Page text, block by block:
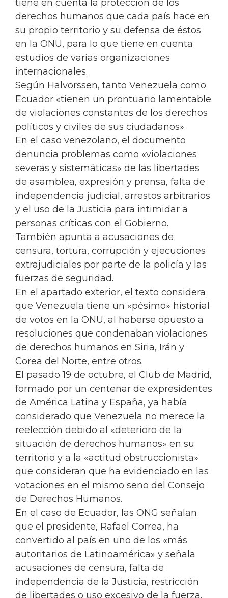
tiene en cuenta la protección de los
derechos humanos que cada país hace en
su propio territorio y su defensa de éstos
en la ONU, para lo que tiene en cuenta
estudios de varias organizaciones
internacionales.
Según Halvorssen, tanto Venezuela como
Ecuador «tienen un prontuario lamentable
de violaciones constantes de los derechos
políticos y civiles de sus ciudadanos».
En el caso venezolano, el documento
denuncia problemas como «violaciones
severas y sistemáticas» de las libertades
de asamblea, expresión y prensa, falta de
independencia judicial, arrestos arbitrarios
y el uso de la Justicia para intimidar a
personas críticas con el Gobierno.
También apunta a acusaciones de
censura, tortura, corrupción y ejecuciones
extrajudiciales por parte de la policía y las
fuerzas de seguridad.
En el apartado exterior, el texto considera
que Venezuela tiene un «pésimo» historial
de votos en la ONU, al haberse opuesto a
resoluciones que condenaban violaciones
de derechos humanos en Siria, Irán y
Corea del Norte, entre otros.
El pasado 19 de octubre, el Club de Madrid,
formado por un centenar de expresidentes
de América Latina y España, ya había
considerado que Venezuela no merece la
reelección debido al «deterioro de la
situación de derechos humanos» en su
territorio y a la «actitud obstruccionista»
que consideran que ha evidenciado en las
votaciones en el mismo seno del Consejo
de Derechos Humanos.
En el caso de Ecuador, las ONG señalan
que el presidente, Rafael Correa, ha
convertido al país en uno de los «más
autoritarios de Latinoamérica» y señala
acusaciones de censura, falta de
independencia de la Justicia, restricción
de libertades o uso excesivo de la fuerza.